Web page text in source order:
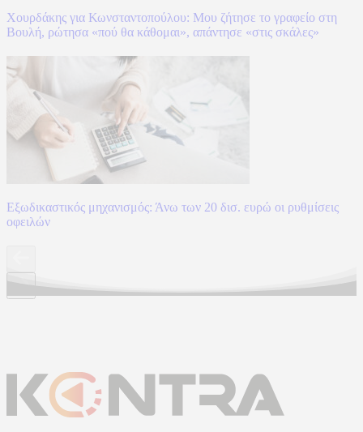
Χουρδάκης για Κωνσταντοπούλου: Μου ζήτησε το γραφείο στη
Βουλή, ρώτησα «πού θα κάθομαι», απάντησε «στις σκάλες»
Εξωδικαστικός μηχανισμός: Άνω των 20 δισ. ευρώ οι ρυθμίσεις
οφειλών